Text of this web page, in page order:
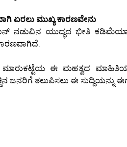
ಏರಲು ಮುಖ್ಯ ಕಾರಣವೇನು
ನಡುವಿನ ಯುದ್ಧದ ಭೀತಿ
ಮಾರುಕಟ್ಟೆಯ ಈ ಮಹತ್ವದ
ಜನರಿಗೆ ತಲುಪಿಸಲು ಈ ಸುದ್ದಿಯನ್ನು